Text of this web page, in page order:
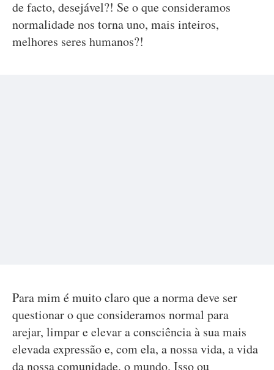
de facto, desejável?! Se o que consideramos
normalidade nos torna uno, mais inteiros,
melhores seres humanos?!
Para mim é muito claro que a norma deve ser
questionar o que consideramos normal para
arejar, limpar e elevar a consciência à sua mais
elevada expressão e, com ela, a nossa vida, a vida
da nossa comunidade, o mundo. Isso ou